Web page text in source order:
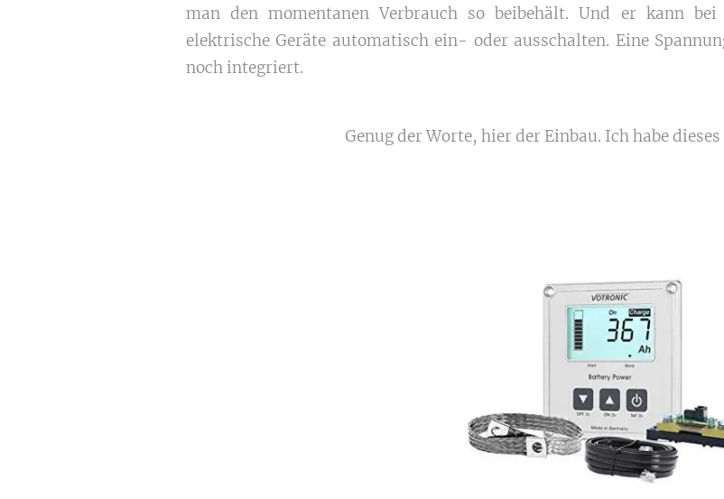
man den momentanen Verbrauch so beibehält. Und er kann
elektrische Geräte automatisch ein- oder ausschalten. Eine
noch integriert.
Genug der Worte, hier der Einbau. Ich habe